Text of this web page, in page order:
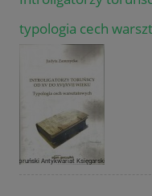
typologia cech